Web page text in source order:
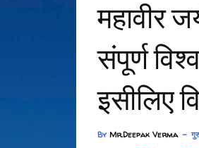
महावीर
संपूर्ण
इसीलिए
By Mr.Deepak Verma